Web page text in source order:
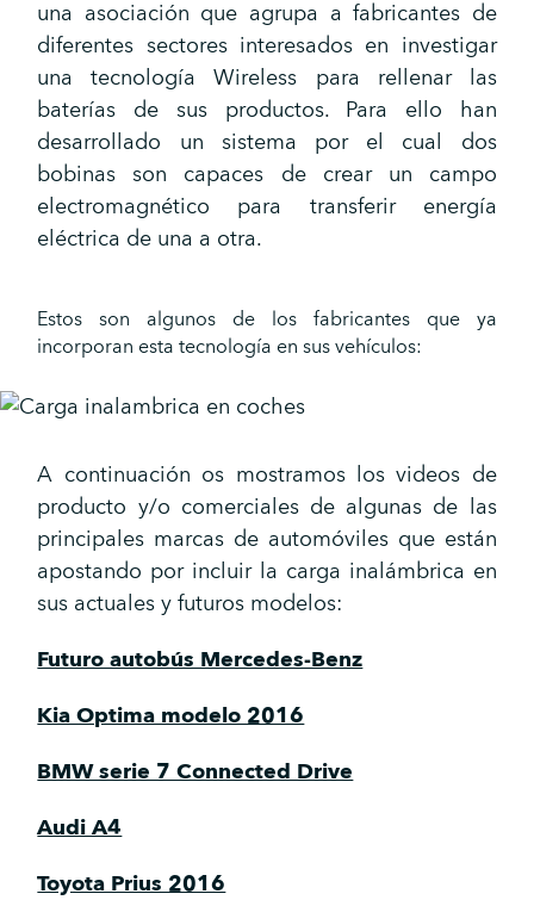
una asociación que agrupa a fabricantes de
diferentes sectores interesados en investigar
una tecnología Wireless para rellenar las
baterías de sus productos. Para ello han
desarrollado un sistema por el cual dos
bobinas son capaces de crear un campo
electromagnético para transferir energía
eléctrica de una a otra.
Estos son algunos de los fabricantes que ya
incorporan esta tecnología en sus vehículos:
A continuación os mostramos los videos de
producto y/o comerciales de algunas de las
principales marcas de automóviles que están
apostando por incluir la carga inalámbrica en
sus actuales y futuros modelos:
Futuro autobús Mercedes-Benz
Kia Optima modelo 2016
BMW serie 7 Connected Drive
Audi A4
Toyota Prius 2016